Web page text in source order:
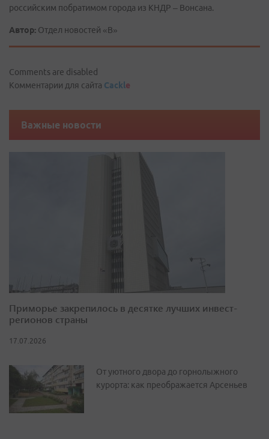
российским побратимом города из КНДР – Вонсана.
Автор: Отдел новостей «В»
Comments are disabled
Комментарии для сайта Cackle
Важные новости
Приморье закрепилось в десятке лучших инвест-
регионов страны
17.07.2026
От уютного двора до горнолыжного
курорта: как преображается Арсеньев